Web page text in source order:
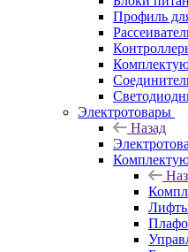
Профиль
Электротовары
Назад